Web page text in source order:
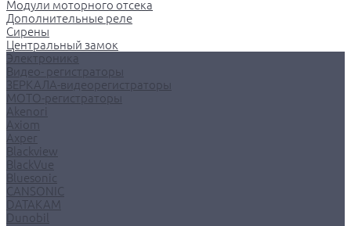
Модули моторного отсека
Дополнительные реле
Сирены
Центральный замок
Электроника
Видео- регистраторы
ЗЕРКАЛА-видеорегистраторы
МОТО-регистраторы
Akenori
Axiom
Axper
Blackview
BlackVue
Bluesonic
CANSONIC
DATAKAM
Dunobil